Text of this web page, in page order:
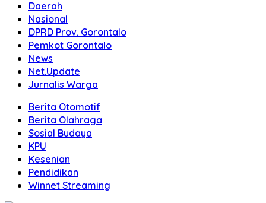
Daerah
Nasional
DPRD Prov. Gorontalo
Pemkot Gorontalo
News
Net.Update
Jurnalis Warga
Berita Otomotif
Berita Olahraga
Sosial Budaya
KPU
Kesenian
Pendidikan
Winnet Streaming